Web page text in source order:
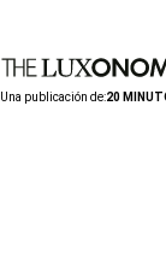
Una publicación de:20